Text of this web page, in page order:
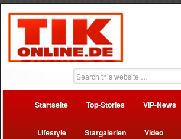
Startseite Top-Stories VIP-News
Lifestyle Stargalerien Video